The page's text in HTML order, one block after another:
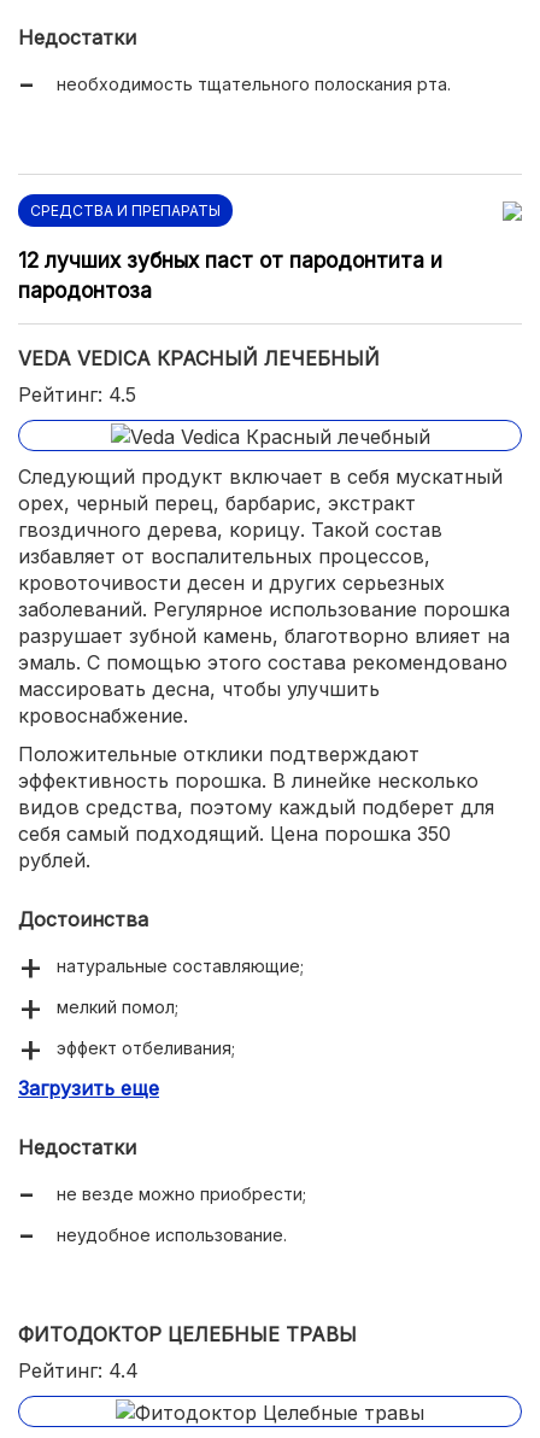
Недостатки
необходимость тщательного полоскания рта.
СРЕДСТВА И ПРЕПАРАТЫ
12 лучших зубных паст от пародонтита и
пародонтоза
VEDA VEDICA КРАСНЫЙ ЛЕЧЕБНЫЙ
Рейтинг: 4.5
Следующий продукт включает в себя мускатный
орех, черный перец, барбарис, экстракт
гвоздичного дерева, корицу. Такой состав
избавляет от воспалительных процессов,
кровоточивости десен и других серьезных
заболеваний. Регулярное использование порошка
разрушает зубной камень, благотворно влияет на
эмаль. С помощью этого состава рекомендовано
массировать десна, чтобы улучшить
кровоснабжение.
Положительные отклики подтверждают
эффективность порошка. В линейке несколько
видов средства, поэтому каждый подберет для
себя самый подходящий. Цена порошка 350
рублей.
Достоинства
натуральные составляющие;
мелкий помол;
эффект отбеливания;
помогает при болезни десен.
Загрузить еще
Недостатки
не везде можно приобрести;
неудобное использование.
ФИТОДОКТОР ЦЕЛЕБНЫЕ ТРАВЫ
Рейтинг: 4.4